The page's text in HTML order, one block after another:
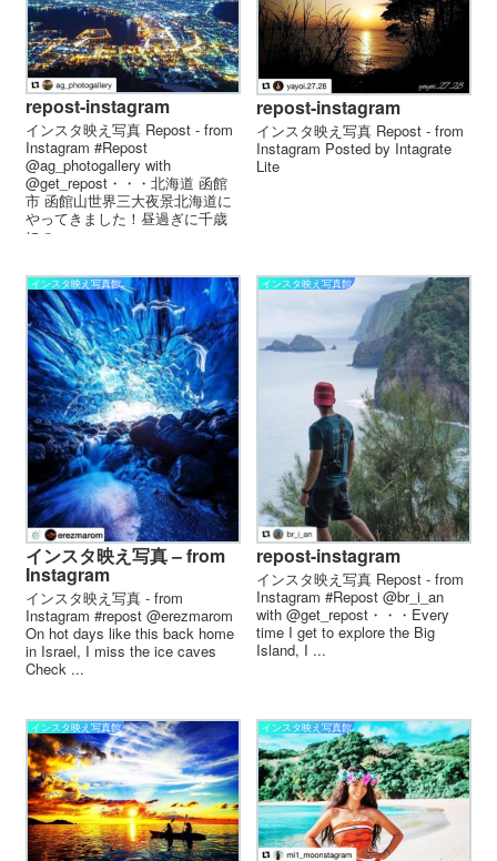
repost-instagram
インスタ映え写真 Repost - from
Instagram #Repost
@ag_photogallery with
@get_repost・・・北海道 函館
市 函館山︎世界三大夜景北海道に
やってきました！昼過ぎに千歳
につ...
repost-instagram
インスタ映え写真 Repost - from
Instagram Posted by Intagrate
Lite
インスタ映え写真館
インスタ映え写真 – from
Instagram
インスタ映え写真 - from
Instagram #repost @erezmarom
On hot days like this back home
in Israel, I miss the ice caves
Check ...
インスタ映え写真館
repost-instagram
インスタ映え写真 Repost - from
Instagram #Repost @br_i_an
with @get_repost・・・Every
time I get to explore the Big
Island, I ...
インスタ映え写真館 インスタ映え写真館